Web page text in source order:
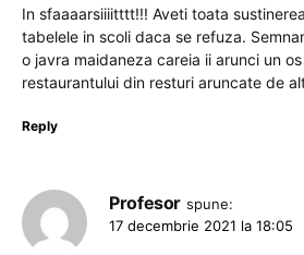
In sfaaaarsiiiitttt!!! Aveti toata
tabelele in scoli daca se refuza.
o javra maidaneza careia ii arunci un
restaurantului din resturi aruncate de
Reply
Profesor spune:
17 decembrie 2021 la 18:05